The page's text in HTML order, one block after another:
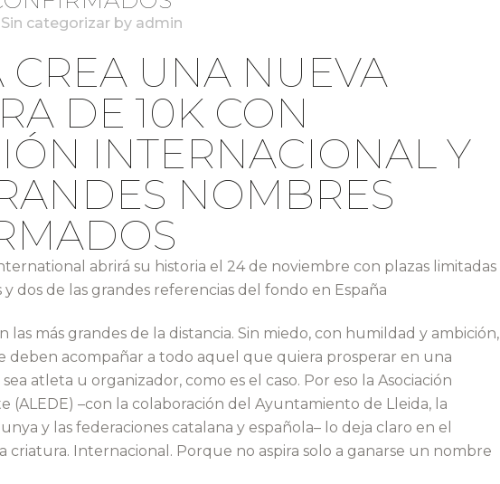
Sin categorizar by admin
CREA UNA NUEVA
DE 10K CON
INTERNACIONAL Y
NOMBRES
abrirá su historia el 24 de noviembre con plazas limitadas
y dos de las grandes referencias del fondo en España
las más grandes de la distancia. Sin miedo, con humildad y ambición,
deben acompañar a todo aquel que quiera prosperar en una
atleta u organizador, como es el caso. Por eso la Asociación
(ALEDE) –con la colaboración del Ayuntamiento de Lleida, la
y las federaciones catalana y española– lo deja claro en el
criatura. Internacional. Porque no aspira solo a ganarse un nombre